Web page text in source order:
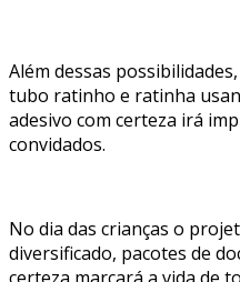
Além dessas
tubo ratinho e ratinha
adesivo com certeza irá
convidados.
No dia das crianças o
diversificado, pacotes de
certeza marcará a vida de